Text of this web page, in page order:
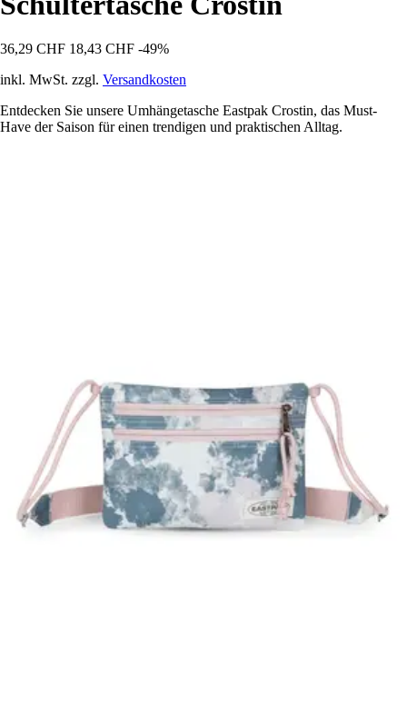
36,29 CHF 18,43 CHF -49%
inkl. MwSt. zzgl. Versandkosten
Entdecken Sie unsere Umhängetasche Eastpak Crostin, das Must-
Have der Saison für einen trendigen und praktischen Alltag.